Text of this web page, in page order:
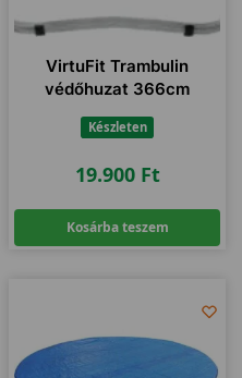
VirtuFit Trambulin
védőhuzat 366cm
Készleten
19.900 Ft
Kosárba teszem